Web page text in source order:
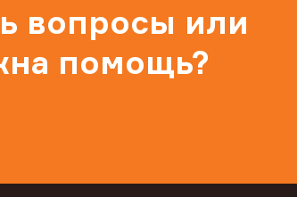
вопросы или
помощь?